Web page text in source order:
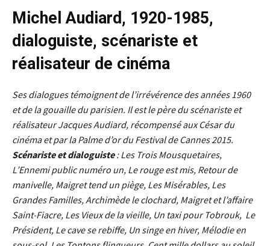
Michel Audiard, 1920-1985,
dialoguiste, scénariste et
réalisateur de cinéma
Ses dialogues témoignent de l’irrévérence des années 1960
et de la gouaille du parisien. Ilest le père du scénariste et
réalisateur Jacques Audiard, récompensé aux César du
cinéma et par la Palme d’or du Festival de Cannes 2015.
Scénariste et dialoguiste: Les Trois Mousquetaires,
L’Ennemi public numéro un, Le rouge est mis, Retour de
manivelle, Maigret tend un piège, Les Misérables, Les
Grandes Familles, Archimède le clochard, Maigret et l’affaire
Saint-Fiacre, Les Vieux de la vieille, Un taxi pour Tobrouk, Le
Président, Le cave se rebiffe, Un singe en hiver, Mélodie en